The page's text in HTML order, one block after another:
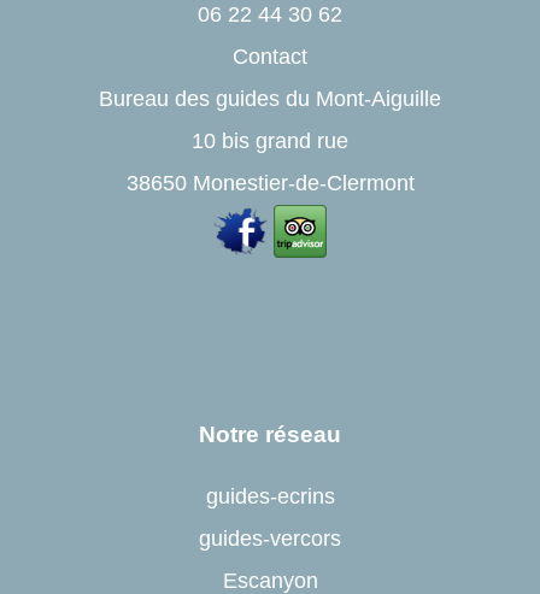
06 22 44 30 62
Contact
Bureau des guides du Mont-Aiguille
10 bis grand rue
38650 Monestier-de-Clermont
Notre réseau
guides-ecrins
guides-vercors
Escanyon